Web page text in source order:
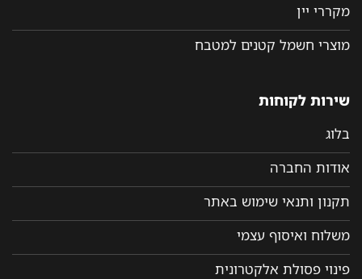
מקררי יין
מוצרי חשמל קטנים למטבח
שירות לקוחות
בלוג
אודות החברה
תקנון ותנאי שימוש באתר
משלוח ואיסוף עצמי
פינוי פסולת אלקטרונית